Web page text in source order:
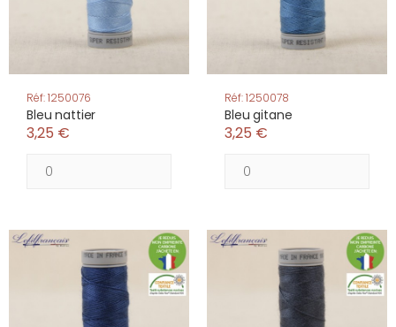
Réf: 1250076
Bleu nattier
3,25 €
Réf: 1250078
Bleu gitane
3,25 €